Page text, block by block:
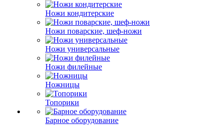
Ножи кондитерские
Ножи поварские, шеф-ножи
Ножи универсальные
Ножи филейные
Ножницы
Топорики
Барное оборудование